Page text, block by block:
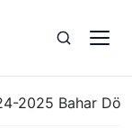
2025 Bahar